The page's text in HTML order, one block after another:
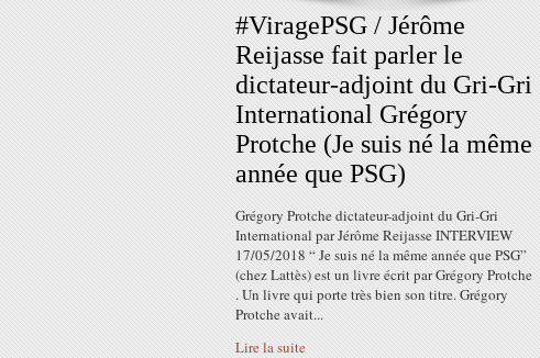
#ViragePSG / Jérôme
Reijasse fait parler le
dictateur-adjoint du Gri-Gri
International Grégory
Protche (Je suis né la même
année que PSG)
Grégory Protche dictateur-adjoint du Gri-Gri
International par Jérôme Reijasse INTERVIEW
17/05/2018 “ Je suis né la même année que PSG”
(chez Lattès) est un livre écrit par Grégory Protche
. Un livre qui porte très bien son titre. Grégory
Protche avait...
Lire la suite